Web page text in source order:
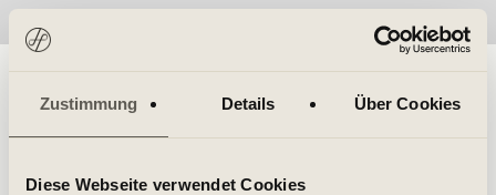
Zustimmung Details Über Cookies
Diese Webseite verwendet Cookies